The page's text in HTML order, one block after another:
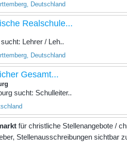
Deutschland
Realschule...
Lehrer / Leh..
Deutschland
Gesamt...
sucht: Schulleiter..
für christliche Stellenangebote /
Stellenausschreibungen sichtbar